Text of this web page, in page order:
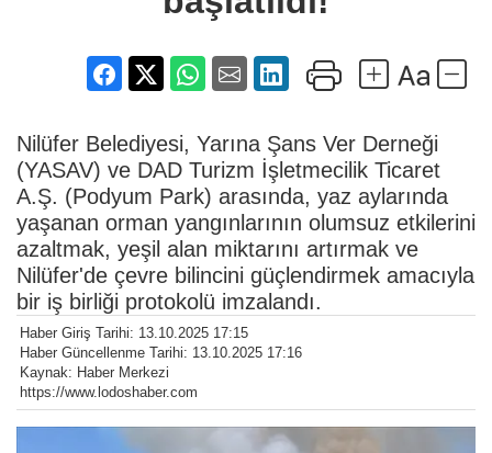
Nilüfer Belediyesi, Yarına Şans Ver Derneği
(YASAV) ve DAD Turizm İşletmecilik Ticaret
A.Ş. (Podyum Park) arasında, yaz aylarında
yaşanan orman yangınlarının olumsuz etkilerini
azaltmak, yeşil alan miktarını artırmak ve
Nilüfer'de çevre bilincini güçlendirmek amacıyla
bir iş birliği protokolü imzalandı.
Haber Giriş Tarihi: 13.10.2025 17:15
Haber Güncellenme Tarihi: 13.10.2025 17:16
Kaynak: Haber Merkezi
https://www.lodoshaber.com